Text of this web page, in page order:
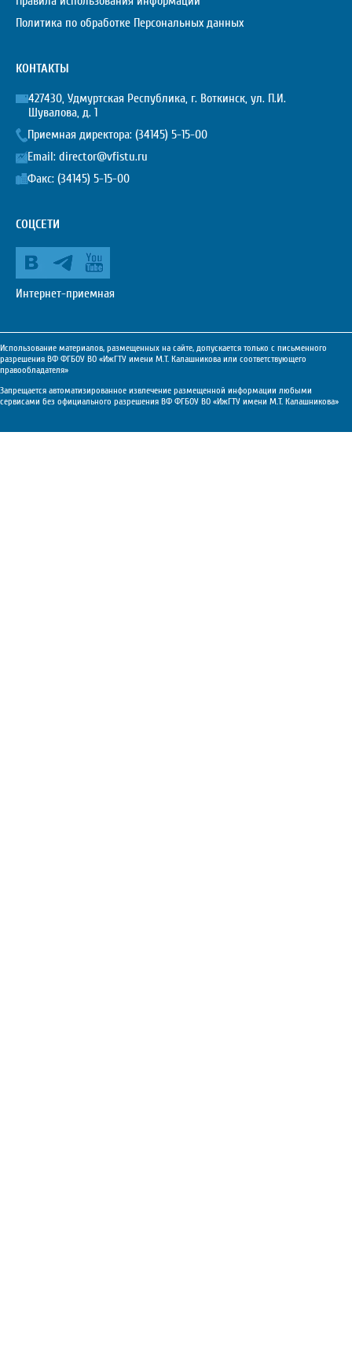
Политика по обработке Персональных данных
КОНТАКТЫ
427430, Удмуртская Республика, г. Воткинск, ул. П.И.
Шувалова, д. 1
Приемная директора: (34145) 5-15-00
Email: director@vfistu.ru
Факс: (34145) 5-15-00
СОЦСЕТИ
Интернет-приемная
Использование материалов, размещенных на сайте, допускается только с письменного
разрешения ВФ ФГБОУ ВО «ИжГТУ имени М.Т. Калашникова или соответствующего
правообладателя»
Запрещается автоматизированное извлечение размещенной информации любыми
сервисами без официального разрешения ВФ ФГБОУ ВО «ИжГТУ имени М.Т. Калашникова»